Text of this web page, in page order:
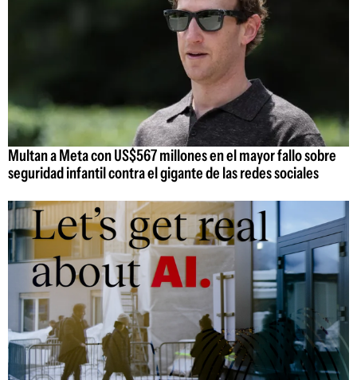
Multan a Meta con US$567 millones en el mayor fallo sobre
seguridad infantil contra el gigante de las redes sociales